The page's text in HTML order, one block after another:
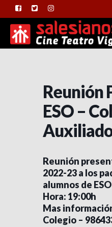
Reunión
ESO –
Reunión
2022-23 a los
alumnos de ESO
Hora: 19:00h
Mas
Colegio –